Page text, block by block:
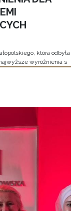
która odbyła
wyróżnienia s